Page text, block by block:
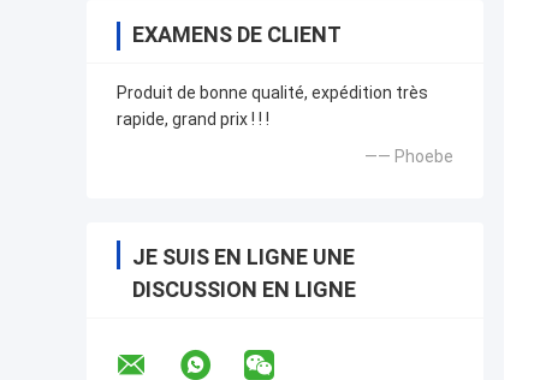
EXAMENS DE CLIENT
Produit de bonne qualité, expédition très
rapide, grand prix ! ! !
—— Phoebe
JE SUIS EN LIGNE UNE
DISCUSSION EN LIGNE